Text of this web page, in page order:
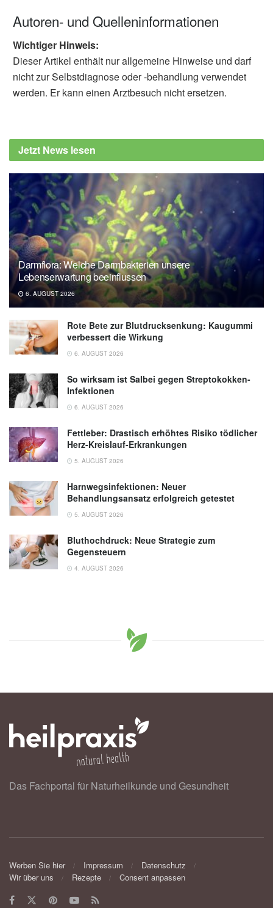
Autoren- und Quelleninformationen
Wichtiger Hinweis:
Dieser Artikel enthält nur allgemeine Hinweise und darf
nicht zur Selbstdiagnose oder -behandlung verwendet
werden. Er kann einen Arztbesuch nicht ersetzen.
Jetzt News lesen
Darmflora: Welche Darmbakterien unsere
Lebenserwartung beeinflussen
6. AUGUST 2026
Rote Bete zur Blutdrucksenkung: Kaugummi
verbessert die Wirkung
6. AUGUST 2026
So wirksam ist Salbei gegen Streptokokken-
Infektionen
6. AUGUST 2026
Fettleber: Drastisch erhöhtes Risiko tödlicher
Herz-Kreislauf-Erkrankungen
5. AUGUST 2026
Harnwegsinfektionen: Neuer
Behandlungsansatz erfolgreich getestet
5. AUGUST 2026
Bluthochdruck: Neue Strategie zum
Gegensteuern
4. AUGUST 2026
Das Fachportal für Naturheilkunde und Gesundheit
Werben Sie hier Impressum
Datenschutz
Wir über uns
Rezepte Consent anpassen